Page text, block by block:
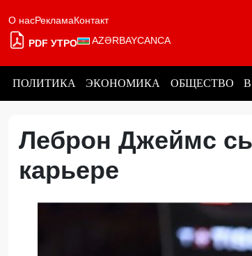
О насРекламаКонтакт
PDF УТРО AZƏRBAYCANCA
ПОЛИТИКА ЭКОНОМИКА ОБЩЕСТВО
Леброн Джеймс
карьере